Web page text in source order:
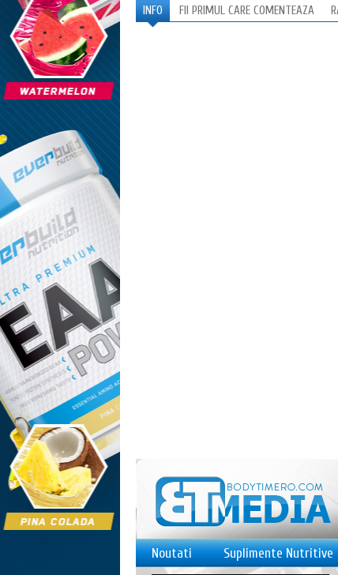
INFO FII PRIMUL CARE COMENTEAZA
Noutati Suplimente Nutritive